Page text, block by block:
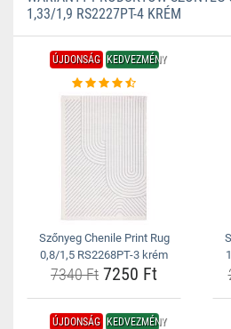
1,33/1,9 RS2227PT-4 KRÉM
ÚJDONSÁG KEDVEZMÉNY
Szőnyeg Chenile Print Rug
0,8/1,5 RS2268PT-3 krém
7340 Ft 7250 Ft
ÚJDONSÁG KEDVEZMÉNY